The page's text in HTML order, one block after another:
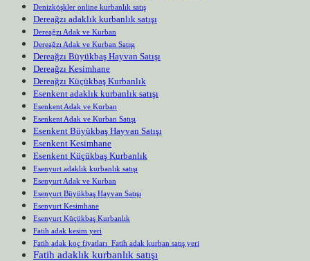
Denizköşkler online kurbanlık satış
Dereağzı adaklık kurbanlık satışı
Dereağzı Adak ve Kurban
Dereağzı Adak ve Kurban Satışı
Dereağzı Büyükbaş Hayvan Satışı
Dereağzı Kesimhane
Dereağzı Küçükbaş Kurbanlık
Esenkent adaklık kurbanlık satışı
Esenkent Adak ve Kurban
Esenkent Adak ve Kurban Satışı
Esenkent Büyükbaş Hayvan Satışı
Esenkent Kesimhane
Esenkent Küçükbaş Kurbanlık
Esenyurt adaklık kurbanlık satışı
Esenyurt Adak ve Kurban
Esenyurt Büyükbaş Hayvan Satışı
Esenyurt Kesimhane
Esenyurt Küçükbaş Kurbanlık
Fatih adak kesim yeri
Fatih adak koç fiyatları Fatih adak kurban satış yeri
Fatih adaklık kurbanlık satışı